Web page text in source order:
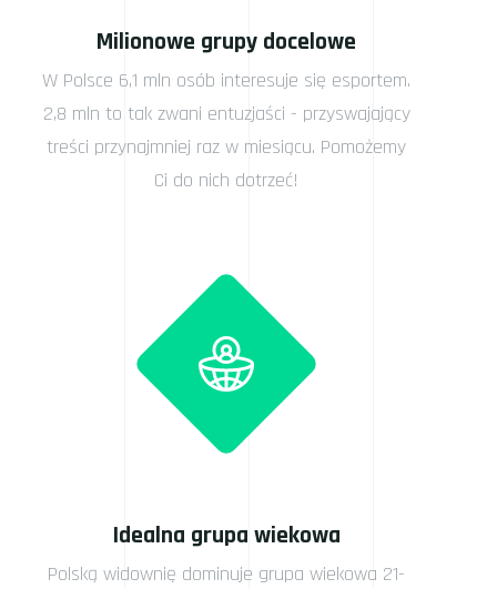
Milionowe grupy docelowe
W Polsce 6,1 mln osób interesuje się esportem.
2,8 mln to tak zwani entuzjaści - przyswajający
treści przynajmniej raz w miesiącu. Pomożemy
Ci do nich dotrzeć!
Idealna grupa wiekowa
Polską widownię dominuje grupa wiekowa 21-